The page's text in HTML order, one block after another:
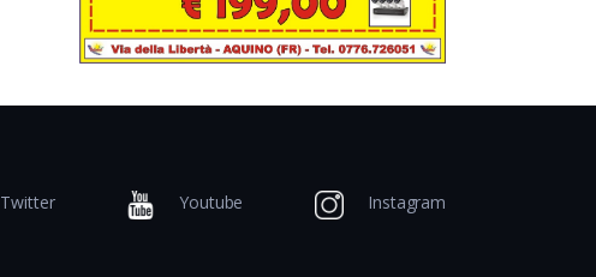
Twitter Youtube Instagram